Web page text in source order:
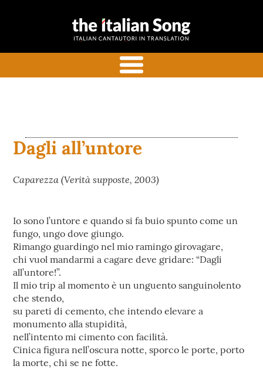
the italian
with commentaries
Dagli all’untore
Caparezza (Verità supposte, 2003)
Io sono l’untore e quando si fa buio spunto come un
fungo, ungo dove giungo.
Rimango guardingo nel mio ramingo girovagare,
chi vuol mandarmi a cagare deve gridare: “Dagli
all’untore!”.
Il mio trip al momento è un unguento sanguinolento
che stendo,
su pareti di cemento, che intendo elevare a
monumento alla stupidità,
nell’intento mi cimento con facilità.
Cinica figura nell’oscura notte, sporco le porte, porto
la morte, chi se ne fotte.